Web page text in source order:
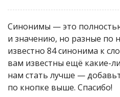
Синонимы — это
и значению, но разные по
известно 84 синонима к
вам известны ещё какие-
нам стать лучше —
по кнопке выше. Спасибо!